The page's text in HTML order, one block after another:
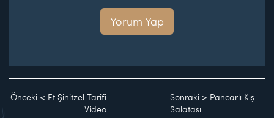
Yorum Yap
Önceki < Et Şinitzel Tarifi
Video
Sonraki > Pancarlı Kış
Salatası